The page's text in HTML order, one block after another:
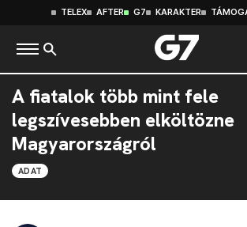
TELEX AFTER G7 KARAKTER
A fiatalok több mint fele
legszívesebben elköltözne
Magyarországról
ADAT